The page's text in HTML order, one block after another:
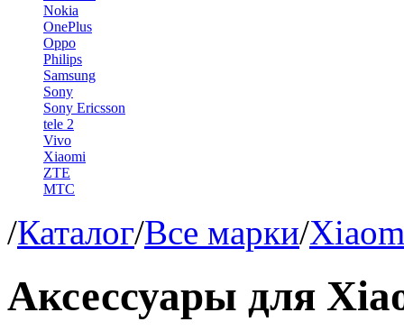
Nokia
OnePlus
Oppo
Philips
Samsung
Sony
Sony Ericsson
tele 2
Vivo
Xiaomi
ZTE
МТС
/Каталог/Все марки/
Аксессуары для